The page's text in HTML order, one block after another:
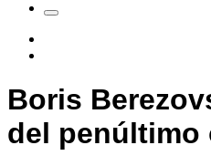
Boris
del penúltimo